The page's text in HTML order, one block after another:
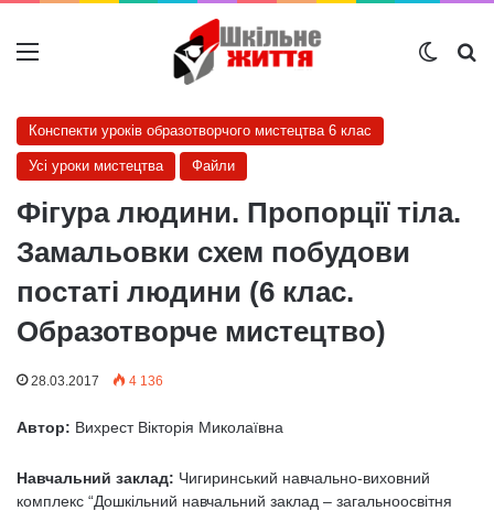
Меню
Конспекти уроків образотворчого мистецтва 6 клас
Усі уроки мистецтва Файли
Фігура людини. Пропорції тіла.
Замальовки схем побудови
постаті людини (6 клас.
Образотворче мистецтво)
28.03.2017 4 136
Автор: Вихрест Вікторія Миколаївна
Навчальний заклад: Чигиринський навчально-виховний
комплекс “Дошкільний навчальний заклад – загальноосвітня